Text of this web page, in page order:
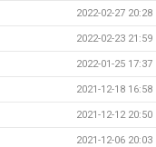
2022-02-27 20:28
2022-02-23 21:59
2022-01-25 17:37
2021-12-18 16:58
2021-12-12 20:50
2021-12-06 20:03